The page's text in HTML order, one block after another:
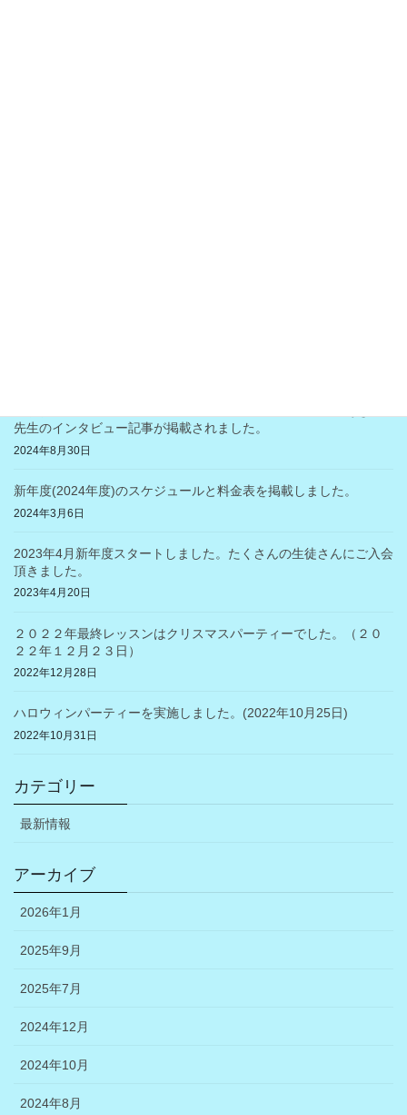
先生のインタビュー記事が掲載されました。
2024年8月30日
新年度(2024年度)のスケジュールと料金表を掲載しました。
2024年3月6日
2023年4月新年度スタートしました。たくさんの生徒さんにご入会
頂きました。
2023年4月20日
２０２２年最終レッスンはクリスマスパーティーでした。（２０
２２年１２月２３日）
2022年12月28日
ハロウィンパーティーを実施しました。(2022年10月25日)
2022年10月31日
カテゴリー
最新情報
アーカイブ
2026年1月
2025年9月
2025年7月
2024年12月
2024年10月
2024年8月